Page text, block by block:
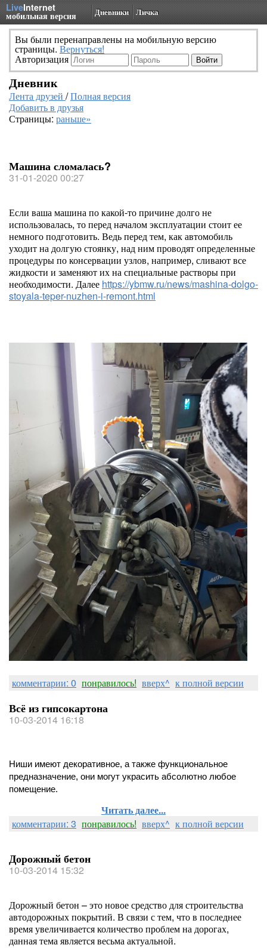
LiveInternet
мобильная версия Дневники Личка
Вы были перенаправлены на мобильную версию
страницы. Вернуться!
Авторизация
Дневник
Лента друзей /Полная версия
Добавить в друзья
Страницы: раньше»
Машина сломалась?
31-01-2020 00:27
Если ваша машина по какой-то причине долго не
использовалась, то перед началом эксплуатации стоит ее
немного подготовить. Ведь перед тем, как автомобиль
уходит на долгую стоянку, над ним проводят определенные
процедуры по консервации узлов, например, сливают все
жидкости и заменяют их на специальные растворы при
необходимости. Далее https://ybmw.ru/news/mashina-dolgo-
stoyala-teper-nuzhen-i-remont.html
комментарии: 0 понравилось! вверх^ к полной версии
Всё из гипсокартона
10-03-2014 16:18
Ниши имеют декоративное, а также функциональное
предназначение, они могут украсить абсолютно любое
помещение.
Читать далее...
комментарии: 3 понравилось! вверх^ к полной версии
Дорожный бетон
10-03-2014 15:32
Дорожный бетон – это новое средство для строительства
автодорожных покрытий. В связи с тем, что в последнее
время увеличивается количество проблем на дорогах,
данная тема является весьма актуальной.